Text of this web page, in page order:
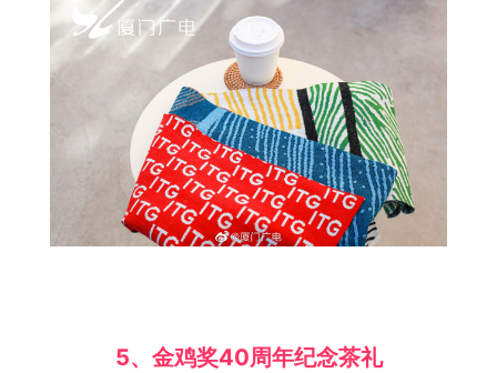
5、金鸡奖40周年纪念茶礼